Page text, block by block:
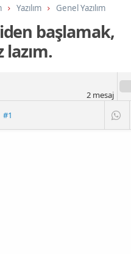
Yazılım Genel Yazılım
başlamak,
#1
2mesaj